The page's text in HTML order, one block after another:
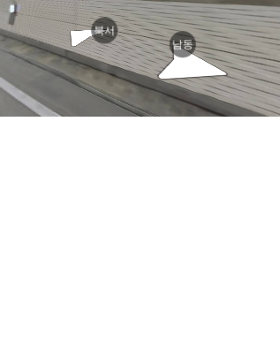
북서
남동